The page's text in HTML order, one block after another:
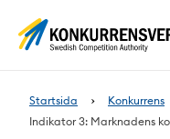
Startsida
Konkurrens
Indikator 3: Marknadens